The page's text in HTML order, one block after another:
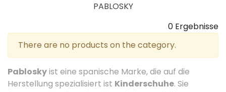
PABLOSKY
0 Ergebnisse
There are no products on the category.
Pabloskyist eine spanische Marke, die auf die
Herstellung spezialisiert ist Kinderschuhe. Sie